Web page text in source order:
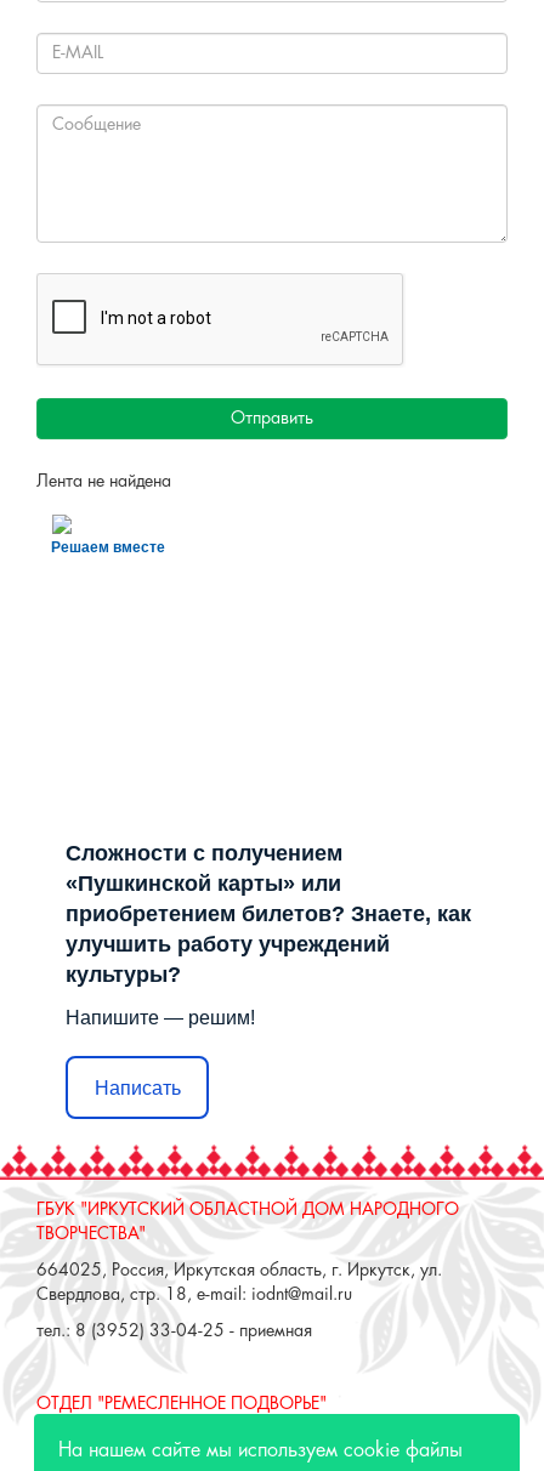
Отправить
Лента не найдена
Решаем вместе
Сложности с получением
«Пушкинской карты» или
приобретением билетов? Знаете, как
улучшить работу учреждений
культуры?
Напишите — решим!
Написать
ГБУК "ИРКУТСКИЙ ОБЛАСТНОЙ ДОМ НАРОДНОГО
ТВОРЧЕСТВА"
664025, Россия, Иркутская область, г. Иркутск, ул.
Свердлова, стр. 18, e-mail: iodnt@mail.ru
тел.: 8 (3952) 33-04-25 - приемная
ОТДЕЛ "РЕМЕСЛЕННОЕ ПОДВОРЬЕ"
664025, Россия, Иркутская область, г. Иркутск, ул. 3 июля,
На нашем сайте мы используем cookie файлы